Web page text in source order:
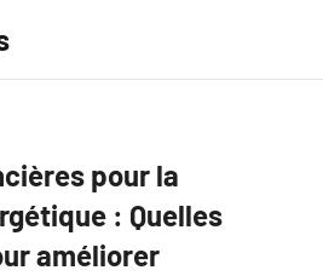
pour la
: Quelles
améliorer